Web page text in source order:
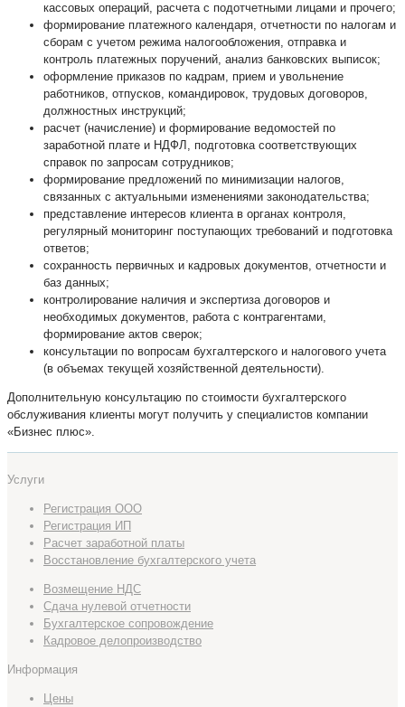
кассовых операций, расчета с подотчетными лицами и прочего;
формирование платежного календаря, отчетности по налогам и
сборам с учетом режима налогообложения, отправка и
контроль платежных поручений, анализ банковских выписок;
оформление приказов по кадрам, прием и увольнение
работников, отпусков, командировок, трудовых договоров,
должностных инструкций;
расчет (начисление) и формирование ведомостей по
заработной плате и НДФЛ, подготовка соответствующих
справок по запросам сотрудников;
формирование предложений по минимизации налогов,
связанных с актуальными изменениями законодательства;
представление интересов клиента в органах контроля,
регулярный мониторинг поступающих требований и подготовка
ответов;
сохранность первичных и кадровых документов, отчетности и
баз данных;
контролирование наличия и экспертиза договоров и
необходимых документов, работа с контрагентами,
формирование актов сверок;
консультации по вопросам бухгалтерского и налогового учета
(в объемах текущей хозяйственной деятельности).
Дополнительную консультацию по стоимости бухгалтерского
обслуживания клиенты могут получить у специалистов компании
«Бизнес плюс».
Услуги
Регистрация ООО
Регистрация ИП
Расчет заработной платы
Восстановление бухгалтерского учета
Возмещение НДС
Сдача нулевой отчетности
Бухгалтерское сопровождение
Кадровое делопроизводство
Информация
Цены